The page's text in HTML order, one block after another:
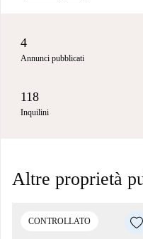
4
Annunci pubblicati
118
Inquilini
Altre proprietà
CONTROLLATO